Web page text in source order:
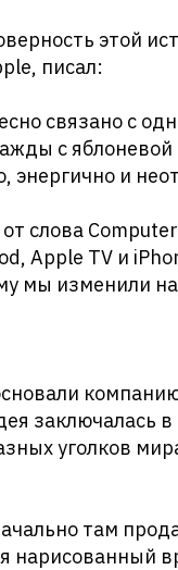
этой
писал:
связано с
с
энергично и
слова
Apple TV и
мы изменили
заключалась
уголков
там
нарисованный